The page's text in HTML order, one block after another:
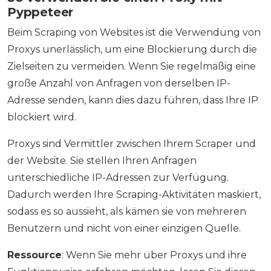
Pyppeteer
Beim Scraping von Websites ist die Verwendung von
Proxys unerlässlich, um eine Blockierung durch die
Zielseiten zu vermeiden. Wenn Sie regelmäßig eine
große Anzahl von Anfragen von derselben IP-
Adresse senden, kann dies dazu führen, dass Ihre IP
blockiert wird.
Proxys sind Vermittler zwischen Ihrem Scraper und
der Website. Sie stellen Ihren Anfragen
unterschiedliche IP-Adressen zur Verfügung.
Dadurch werden Ihre Scraping-Aktivitäten maskiert,
sodass es so aussieht, als kämen sie von mehreren
Benutzern und nicht von einer einzigen Quelle.
Ressource: Wenn Sie mehr über Proxys und ihre